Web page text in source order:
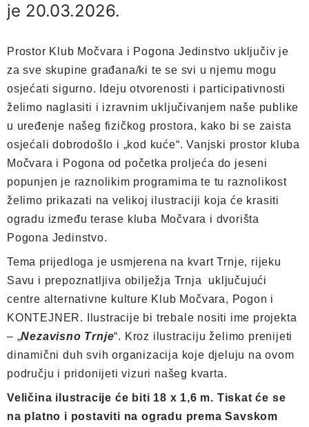
je 20.03.2026.
Prostor Klub Močvara i Pogona Jedinstvo uključiv je
za sve skupine građana/ki te se svi u njemu mogu
osjećati sigurno. Ideju otvorenosti i participativnosti
želimo naglasiti i izravnim uključivanjem naše publike
u uređenje našeg fizičkog prostora, kako bi se zaista
osjećali dobrodošlo i „kod kuće“. Vanjski prostor kluba
Močvara i Pogona od početka proljeća do jeseni
popunjen je raznolikim programima te tu raznolikost
želimo prikazati na velikoj ilustraciji koja će krasiti
ogradu između terase kluba Močvara i dvorišta
Pogona Jedinstvo.
Tema prijedloga je usmjerena na kvart Trnje, rijeku
Savu i prepoznatljiva obilježja Trnja uključujući
centre alternativne kulture Klub Močvara, Pogon i
KONTEJNER. Ilustracije bi trebale nositi ime projekta
– „Nezavisno Trnje“. Kroz ilustraciju želimo prenijeti
dinamični duh svih organizacija koje djeluju na ovom
području i pridonijeti vizuri našeg kvarta.
Veličina ilustracije će biti 18 x 1,6 m. Tiskat će se
na platno i postaviti na ogradu prema Savskom